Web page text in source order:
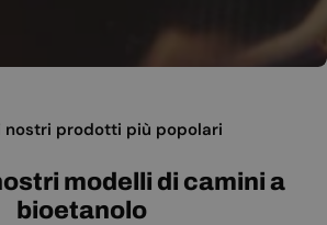
nostri prodotti più popolari
modelli di camini a
bioetanolo